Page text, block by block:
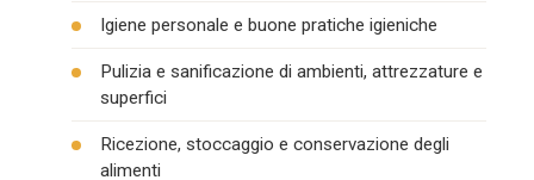
Igiene personale e buone pratiche igieniche
Pulizia e sanificazione di ambienti, attrezzature e
superfici
Ricezione, stoccaggio e conservazione degli
alimenti